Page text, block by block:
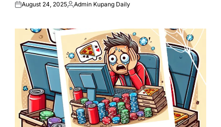
Posted
August 24, 2025Posted
Admin Kupang Daily